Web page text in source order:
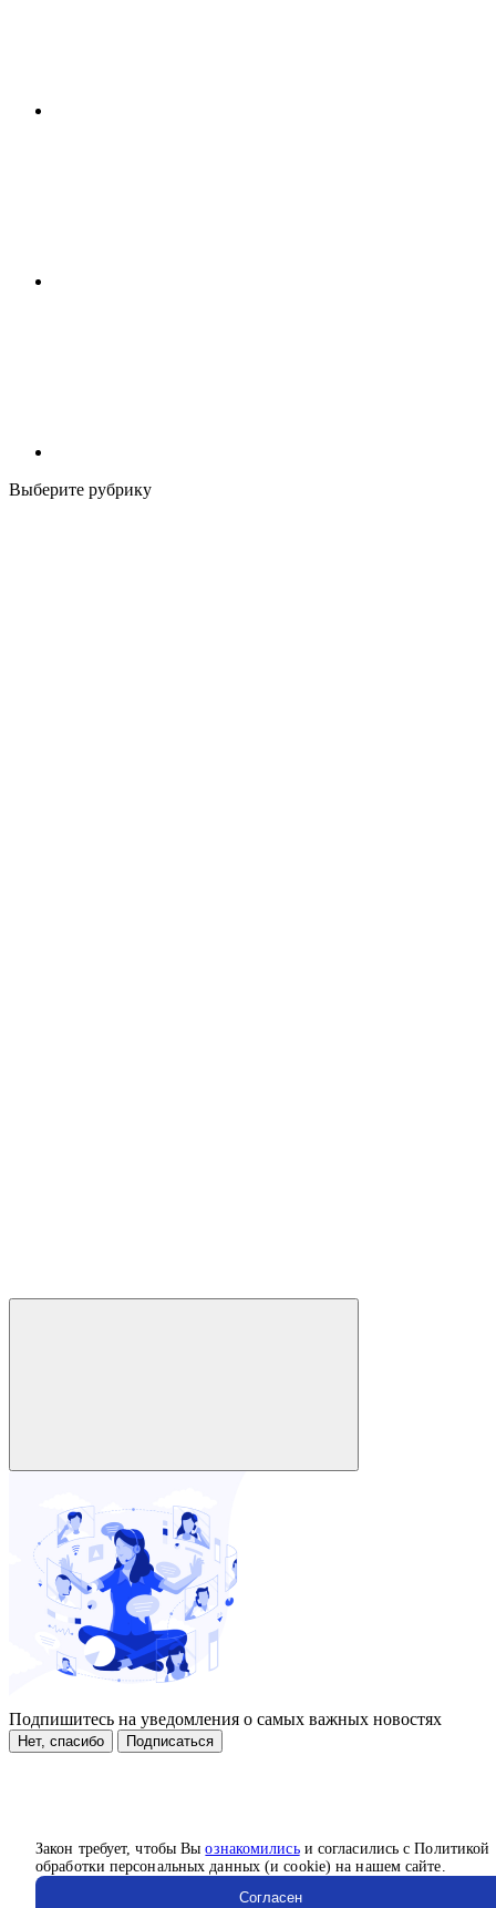
Закон требует, чтобы Выознакомилисьи согласились с Политикой
обработки персональных данных (и cookie) на нашем сайте.
Согласен
Выберите рубрику
Подпишитесь на уведомления о самых важных новостях
Нет, спасибо Подписаться